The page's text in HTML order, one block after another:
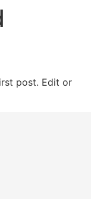
post. Edit or